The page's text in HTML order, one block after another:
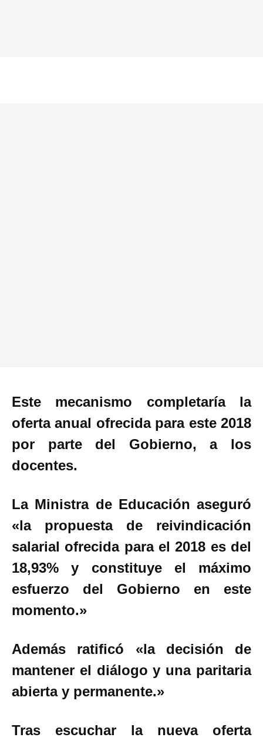
Este mecanismo completaría la
oferta anual ofrecida para este 2018
por parte del Gobierno, a los
docentes.
La Ministra de Educación aseguró
«la propuesta de reivindicación
salarial ofrecida para el 2018 es del
18,93% y constituye el máximo
esfuerzo del Gobierno en este
momento.»
Además ratificó «la decisión de
mantener el diálogo y una paritaria
abierta y permanente.»
Tras escuchar la nueva oferta